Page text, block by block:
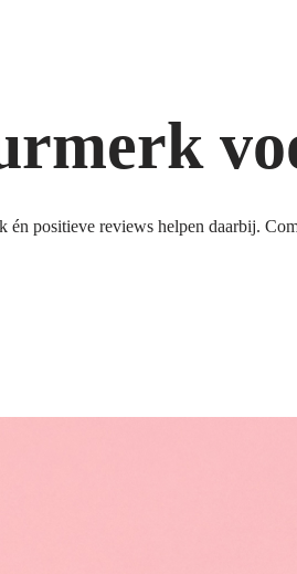
én positieve reviews helpen daarbij.